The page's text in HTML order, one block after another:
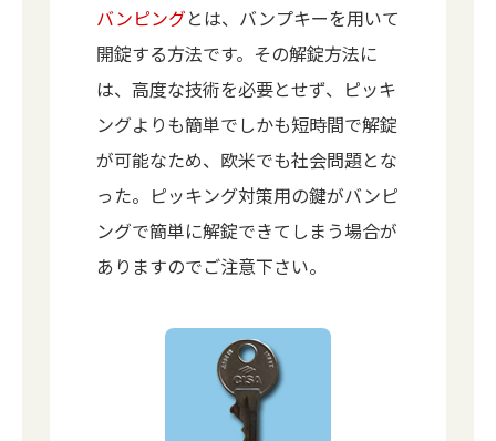
バンピングとは、バンプキーを用いて
開錠する方法です。その解錠方法に
は、高度な技術を必要とせず、ピッキ
ングよりも簡単でしかも短時間で解錠
が可能なため、欧米でも社会問題とな
った。ピッキング対策用の鍵がバンピ
ングで簡単に解錠できてしまう場合が
ありますのでご注意下さい。